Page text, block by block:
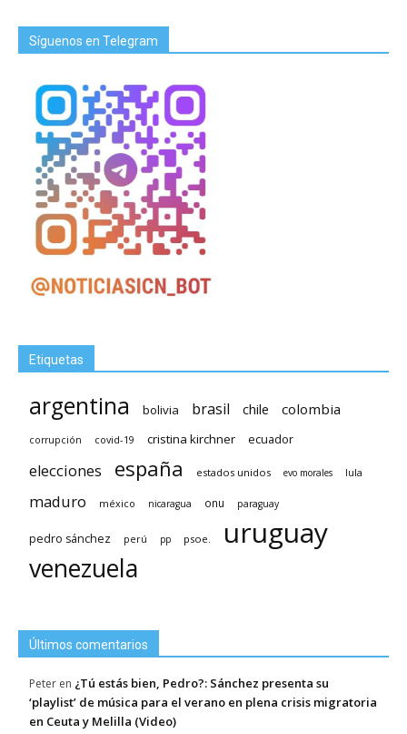
Síguenos en Telegram
Etiquetas
argentina bolivia brasil chile colombia
corrupción covid-19 cristina kirchner ecuador
elecciones españa estados unidos evo morales lula
maduro méxico nicaragua onu paraguay
pedro sánchez perú pp psoe. uruguay
venezuela
Últimos comentarios
Peter en ¿Tú estás bien, Pedro?: Sánchez presenta su
‘playlist’ de música para el verano en plena crisis migratoria
en Ceuta y Melilla (Video)